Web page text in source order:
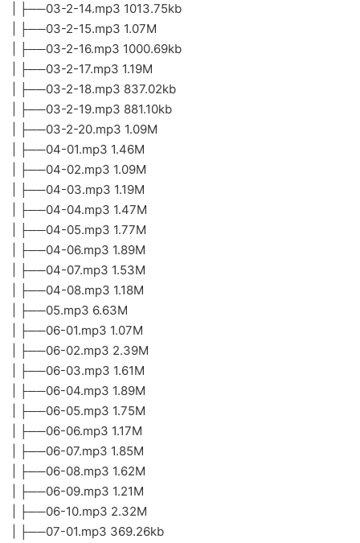
| ├──03-2-14.mp3 1013.75kb
| ├──03-2-15.mp3 1.07M
| ├──03-2-16.mp3 1000.69kb
| ├──03-2-17.mp3 1.19M
| ├──03-2-18.mp3 837.02kb
| ├──03-2-19.mp3 881.10kb
| ├──03-2-20.mp3 1.09M
| ├──04-01.mp3 1.46M
| ├──04-02.mp3 1.09M
| ├──04-03.mp3 1.19M
| ├──04-04.mp3 1.47M
| ├──04-05.mp3 1.77M
| ├──04-06.mp3 1.89M
| ├──04-07.mp3 1.53M
| ├──04-08.mp3 1.18M
| ├──05.mp3 6.63M
| ├──06-01.mp3 1.07M
| ├──06-02.mp3 2.39M
| ├──06-03.mp3 1.61M
| ├──06-04.mp3 1.89M
| ├──06-05.mp3 1.75M
| ├──06-06.mp3 1.17M
| ├──06-07.mp3 1.85M
| ├──06-08.mp3 1.62M
| ├──06-09.mp3 1.21M
| ├──06-10.mp3 2.32M
| ├──07-01.mp3 369.26kb